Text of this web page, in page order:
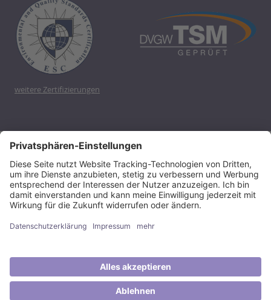
weitere Zertifizierungen
Copyright 2020, Energieversorgung Filstal GmbH & Co.
KG
Barrierefreiheit
Haftungsausschluss
Kontakt